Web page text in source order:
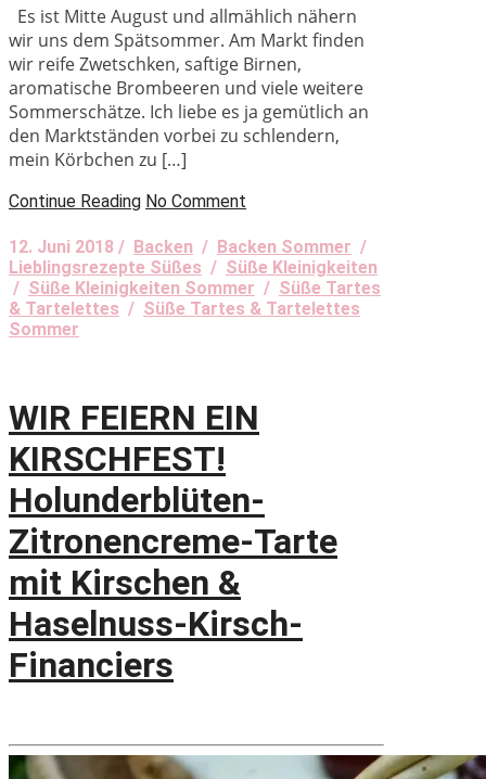
Es ist Mitte August und allmählich nähern
wir uns dem Spätsommer. Am Markt finden
wir reife Zwetschken, saftige Birnen,
aromatische Brombeeren und viele weitere
Sommerschätze. Ich liebe es ja gemütlich an
den Marktständen vorbei zu schlendern,
mein Körbchen zu […]
Continue Reading No Comment
12. Juni 2018 / Backen / Backen Sommer /
Lieblingsrezepte Süßes / Süße Kleinigkeiten
/ Süße Kleinigkeiten Sommer / Süße Tartes
& Tartelettes / Süße Tartes & Tartelettes
Sommer
WIR FEIERN EIN
KIRSCHFEST!
Holunderblüten-
Zitronencreme-Tarte
mit Kirschen &
Haselnuss-Kirsch-
Financiers